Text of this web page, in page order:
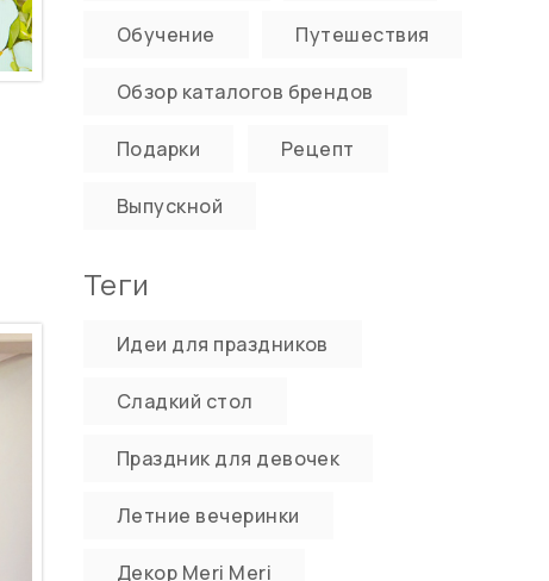
Обучение Путешествия
Обзор каталогов брендов
Подарки Рецепт
Выпускной
Теги
Идеи для праздников
Сладкий стол
Праздник для девочек
Летние вечеринки
Декор Meri Meri